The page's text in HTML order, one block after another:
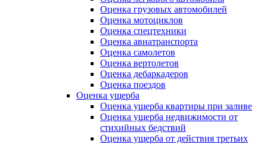
Оценка грузовых автомобилей
Оценка мотоциклов
Оценка спецтехники
Оценка авиатранспорта
Оценка самолетов
Оценка вертолетов
Оценка дебаркадеров
Оценка поездов
Оценка ущерба
Оценка ущерба квартиры при заливе
Оценка ущерба недвижимости от
стихийных бедствий
Оценка ущерба от действия третьих